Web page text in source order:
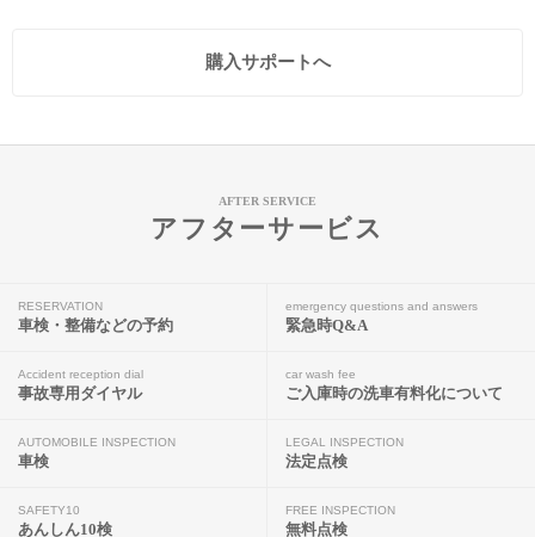
購入サポートへ
AFTER SERVICE
アフターサービス
RESERVATION
車検・整備などの予約
emergency questions and answers
緊急時Q&A
Accident reception dial
事故専用ダイヤル
car wash fee
ご入庫時の洗車有料化について
AUTOMOBILE INSPECTION
車検
LEGAL INSPECTION
法定点検
SAFETY10
あんしん10検
FREE INSPECTION
無料点検